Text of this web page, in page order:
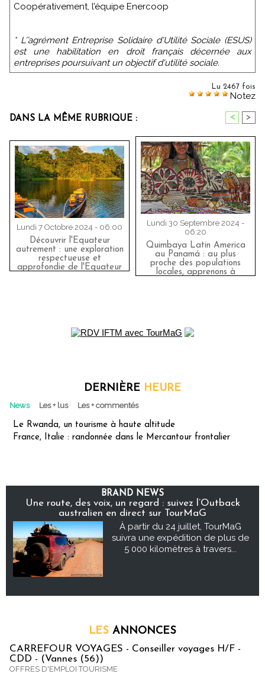
Coopérativement, l’équipe Enercoop
* L’’agrément Entreprise Solidaire d'Utilité Sociale (ESUS)
est une habilitation en droit français décernée aux
entreprises poursuivant un objectif d'utilité sociale.
Lu 2467 fois
Notez
DANS LA MÊME RUBRIQUE : < >
Lundi 7 Octobre 2024 - 06:00
Découvrir l'Equateur
autrement : une exploration
respectueuse et
approfondie de l'Equateur
Lundi 30 Septembre 2024 -
06:20
Quimbaya Latin America
au Panamá : au plus
proche des populations
locales, apprenons à
DERNIÈRE HEURE
News Les + lus Les + commentés
Le Rwanda, un tourisme à haute altitude
France, Italie : randonnée dans le Mercantour frontalier
BRAND NEWS
Une route, des voix, un regard : suivez l’Outback
australien en direct sur TourMaG
À partir du 24 juillet, TourMaG
suivra une expédition de plus de
5 000 kilomètres à travers...
LES ANNONCES
CARREFOUR VOYAGES - Conseiller voyages H/F -
CDD - (Vannes (56))
OFFRES D'EMPLOI TOURISME